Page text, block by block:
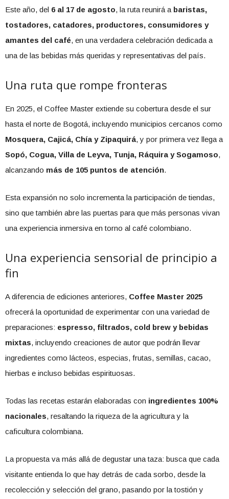
Este año, del 6 al 17 de agosto, la ruta reunirá a baristas,
tostadores, catadores, productores, consumidores y
amantes del café, en una verdadera celebración dedicada a
una de las bebidas más queridas y representativas del país.
Una ruta que rompe fronteras
En 2025, el Coffee Master extiende su cobertura desde el sur
hasta el norte de Bogotá, incluyendo municipios cercanos como
Mosquera, Cajicá, Chía y Zipaquirá, y por primera vez llega a
Sopó, Cogua, Villa de Leyva, Tunja, Ráquira y Sogamoso,
alcanzando más de 105 puntos de atención.
Esta expansión no solo incrementa la participación de tiendas,
sino que también abre las puertas para que más personas vivan
una experiencia inmersiva en torno al café colombiano.
Una experiencia sensorial de principio a
fin
A diferencia de ediciones anteriores, Coffee Master 2025
ofrecerá la oportunidad de experimentar con una variedad de
preparaciones: espresso, filtrados, cold brew y bebidas
mixtas, incluyendo creaciones de autor que podrán llevar
ingredientes como lácteos, especias, frutas, semillas, cacao,
hierbas e incluso bebidas espirituosas.
Todas las recetas estarán elaboradas con ingredientes 100%
nacionales, resaltando la riqueza de la agricultura y la
caficultura colombiana.
La propuesta va más allá de degustar una taza: busca que cada
visitante entienda lo que hay detrás de cada sorbo, desde la
recolección y selección del grano, pasando por la tostión y